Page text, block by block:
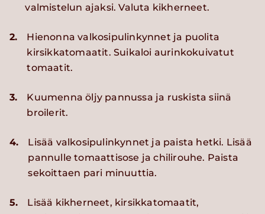
valmistelun ajaksi. Valuta kikherneet.
2.
Hienonna valkosipulinkynnet ja puolita
kirsikkatomaatit. Suikaloi aurinkokuivatut
tomaatit.
3.
Kuumenna öljy pannussa ja ruskista siinä
broilerit.
4.
Lisää valkosipulinkynnet ja paista hetki. Lisää
pannulle tomaattisose ja chilirouhe. Paista
sekoittaen pari minuuttia.
5.
Lisää kikherneet, kirsikkatomaatit,